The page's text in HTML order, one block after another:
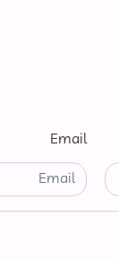
Email